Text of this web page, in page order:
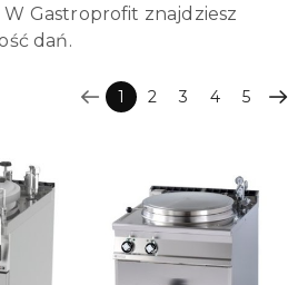
W Gastroprofit znajdziesz
dań.
1 2 3 4 5